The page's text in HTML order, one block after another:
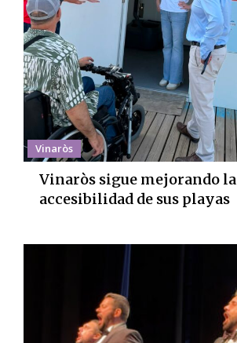
Vinaròs
Vinaròs sigue mejorando la
accesibilidad de sus playas